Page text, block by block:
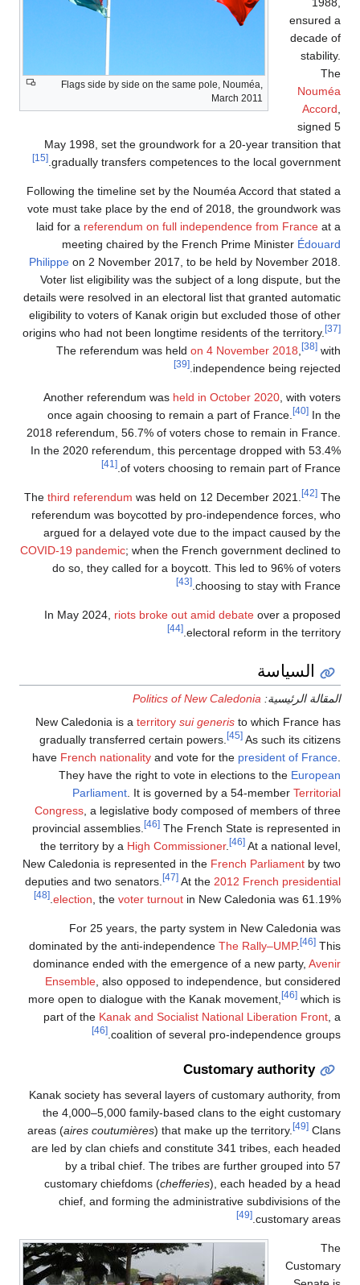
Flags side by side on the same pole, Nouméa,
March 2011
ensured a
decade of
stability.
The
Nouméa
Accord
signed 5
May 1998, set the groundwork for a 20-year transition that
gradually transfers competences to the local government.
Following the timeline set by the Nouméa Accord that stated a
vote must take place by the end of 2018, the groundwork was
laid for areferendum on full independence from Franceat a
meeting chaired by the French Prime MinisterÉdouard
Philippeon 2 November 2017, to be held by November 2018.
Voter list eligibility was the subject of a long dispute, but the
details were resolved in an electoral list that granted automatic
eligibility to voters of Kanak origin but excluded those of other
origins who had not been longtime residents of the territory.
The referendum was heldon 4 November 2018,
with
independence being rejected.
[39]
Another referendum washeld in October 2020 , with voters
once again choosing to remain a part of France.
[40]In the
2018 referendum, 56.7% of voters chose to remain in France.
In the 2020 referendum, this percentage dropped with 53.4%
of voters choosing to remain part of France.
Thethird referendumwas held on 12 December 2021. [42]The
referendum was boycotted by pro-independence forces, who
argued for a delayed vote due to the impact caused by the
COVID-19 pandemic ; when the French government declined to
do so, they called for a boycott. This led to 96% of voters
choosing to stay with France.
In May 2024,riots broke out amid debateover a proposed
electoral reform in the territory.
السياسة
المقالة الرئيسية:Politics of New Caledonia
New Caledonia is aterritory sui generisto which France has
gradually transferred certain powers.
[45]As such its citizens
haveFrench nationalityand vote for thepresident of France
They have the right to vote in elections to theEuropean
Parliament . It is governed by a 54-memberTerritorial
Congress , a legislative body composed of members of three
provincial assemblies.
[46]The French State is represented in
the territory by aHigh Commissioner. [46]At a national level,
New Caledonia is represented in theFrench Parliamentby two
deputies and two senators.
[47]At the2012 French presidential
election , thevoter turnoutin New Caledonia was 61.19%.
For 25 years, the party system in New Caledonia was
dominated by the anti-independenceThe Rally–UMP. [46]This
dominance ended with the emergence of a new party,Avenir
Ensemble , also opposed to independence, but considered
more open to dialogue with the Kanak movement,
which is
part of theKanak and Socialist National Liberation Front , a
coalition of several pro-independence groups.
Customary authority
Kanak society has several layers of customary authority, from
the 4,000–5,000 family-based clans to the eight customary
areas (aires coutumières ) that make up the territory. [49]Clans
are led by clan chiefs and constitute 341 tribes, each headed
by a tribal chief. The tribes are further grouped into 57
customary chiefdoms (chefferies ), each headed by a head
chief, and forming the administrative subdivisions of the
customary areas.
The
Customary